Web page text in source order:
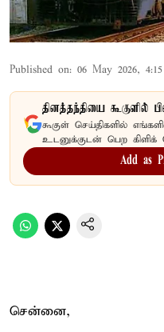
Published on: 06 May 2026,
தினத்தந்தியை கூகுளில்
கூகுள் செய்திகளில்
உடனுக்குடன் பெற கிளிக்
Add as
சென்னை,